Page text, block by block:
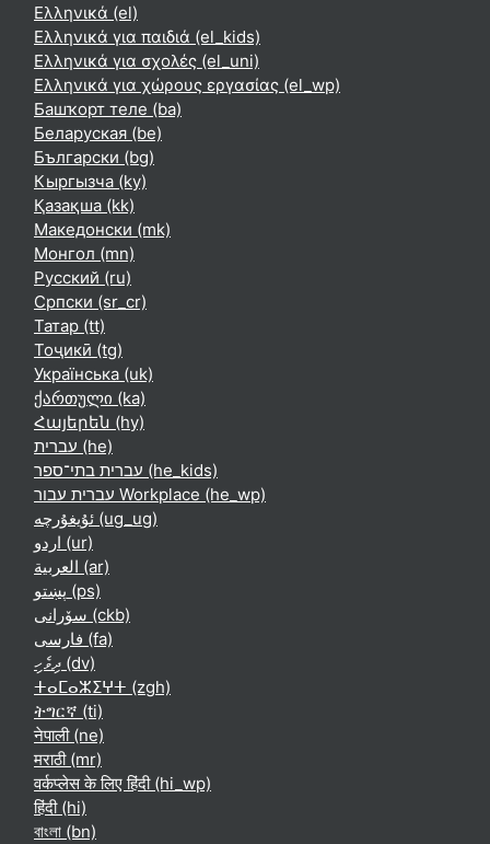
Ελληνικά ‎(el)‎
Ελληνικά για παιδιά ‎(el_kids)‎
Ελληνικά για σχολές ‎(el_uni)‎
Ελληνικά για χώρους εργασίας ‎(el_wp)‎
Башҡорт теле ‎(ba)‎
Беларуская ‎(be)‎
Български ‎(bg)‎
Кыргызча ‎(ky)‎
Қазақша ‎(kk)‎
Македонски ‎(mk)‎
Монгол ‎(mn)‎
Русский ‎(ru)‎
Српски ‎(sr_cr)‎
Татар ‎(tt)‎
Тоҷикӣ ‎(tg)‎
Українська ‎(uk)‎
ქართული ‎(ka)‎
Հայերեն ‎(hy)‎
עברית ‎(he)‎
עברית בתי־ספר ‎(he_kids)‎
עברית עבור Workplace ‎(he_wp)‎
ئۇيغۇرچە ‎(ug_ug)‎
اردو ‎(ur)‎
العربية ‎(ar)‎
پښتو ‎(ps)‎
سۆرانی ‎(ckb)‎
فارسی ‎(fa)‎
ދިވެހި ‎(dv)‎
ⵜⴰⵎⴰⵣⵉⵖⵜ ‎(zgh)‎
ትግርኛ ‎(ti)‎
नेपाली ‎(ne)‎
मराठी ‎(mr)‎
वर्कप्लेस के लिए हिंदी ‎(hi_wp)‎
हिंदी ‎(hi)‎
বাংলা ‎(bn)‎